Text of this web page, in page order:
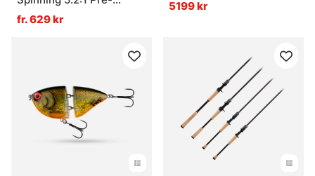
Spooled
fr. 629 kr
5199 kr